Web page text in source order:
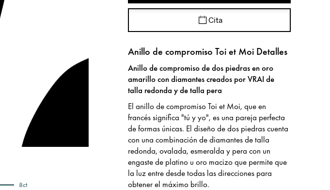
8ct
Cita
Anillo de compromiso Toi et Moi Detalles
Anillo de compromiso de dos piedras en oro
amarillo con diamantes creados por VRAI de
talla redonda y de talla pera
El anillo de compromiso Toi et Moi, que en
francés significa "tú y yo", es una pareja perfecta
de formas únicas. El diseño de dos piedras cuenta
con una combinación de diamantes de talla
redonda, ovalada, esmeralda y pera con un
engaste de platino u oro macizo que permite que
la luz entre desde todas las direcciones para
obtener el máximo brillo.